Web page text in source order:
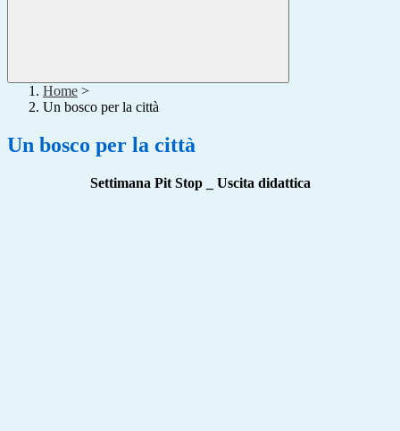
Home >
Un bosco per la città
Un bosco per la città
Settimana Pit Stop _ Uscita didattica